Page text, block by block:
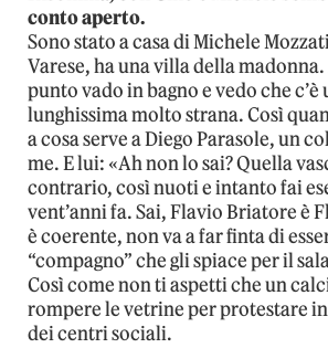
conto aperto.
Sono stato a casa di Michele
Varese, ha una villa della
punto vado in bagno e vedo che c’è
lunghissima molto strana. Così
a cosa serve a Diego Parasole, un
me. E lui: «Ah non lo sai? Quella
contrario, così nuoti e intanto fai
vent’anni fa. Sai, Flavio Briatore è
è coerente, non va a far finta di
“compagno” che gli spiace per il
Così come non ti aspetti che un
rompere le vetrine per protestare
dei centri sociali.